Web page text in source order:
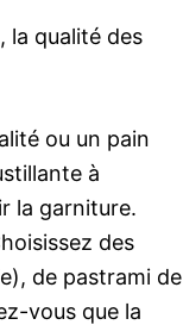
la qualité des
ou un pain
à
la garniture.
des
de pastrami de
vous que la